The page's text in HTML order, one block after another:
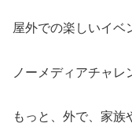
屋外での楽しいイベ
ノーメディアチャレ
もっと、外で、家族